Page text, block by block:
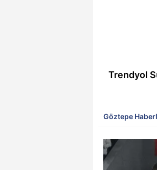
Trendyol
Göztepe